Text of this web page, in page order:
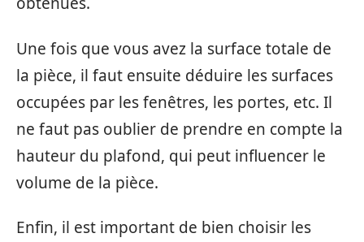
Une fois que vous avez la surface totale de
la pièce, il faut ensuite déduire les surfaces
occupées par les fenêtres, les portes, etc. Il
ne faut pas oublier de prendre en compte la
hauteur du plafond, qui peut influencer le
volume de la pièce.
Enfin, il est important de bien choisir les